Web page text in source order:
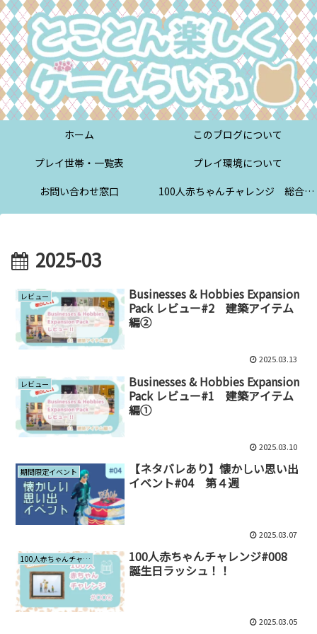
ホーム
このブログについて
プレイ世帯・一覧表
プレイ環境について
お問い合わせ窓口
100人赤ちゃんチャレンジ 総合案内
2025-03
レビュー
Businesses & Hobbies Expansion
Pack レビュー#2 建築アイテム
編②
2025.03.13
レビュー
Businesses & Hobbies Expansion
Pack レビュー#1 建築アイテム
編①
2025.03.10
期間限定イベント
【ネタバレあり】懐かしい思い出
イベント#04 第４週
2025.03.07
100人赤ちゃんチャレンジ
100人赤ちゃんチャレンジ#008
誕生日ラッシュ！！
2025.03.05